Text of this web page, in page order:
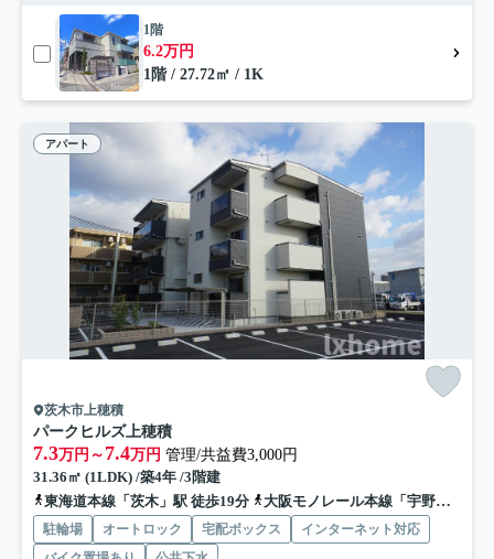
1階
6.2万円
1階 / 27.72㎡ / 1K
アパート
茨木市上穂積
パークヒルズ上穂積
7.3万円～ 7.4万円 管理/共益費3,000円
31.36㎡ (1LDK) /築4年 /3階建
東海道本線「茨木」駅 徒歩19分
大阪モノレール本線「宇野辺」駅 徒歩27分
駐輪場 オートロック 宅配ボックス
インターネット対応